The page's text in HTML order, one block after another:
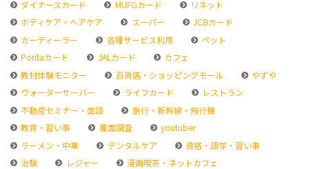
ダイナースカード
MUFGカード
リネット
ボディケア・ヘアケア
スーパー
JCBカード
カーディーラー
各種サービス利用
ペット
Pontaカード
JALカード
カフェ
教材体験モニター
百貨店・ショッピングモール
やずや
ウォーターサーバー
ライフカード
レストラン
不動産セミナー・面談
旅行・新幹線・飛行機
教育・習い事
覆面調査
youtuber
ラーメン・中華
デンタルケア
資格・語学・習い事
治験
レジャー
漫画喫茶・ネットカフェ